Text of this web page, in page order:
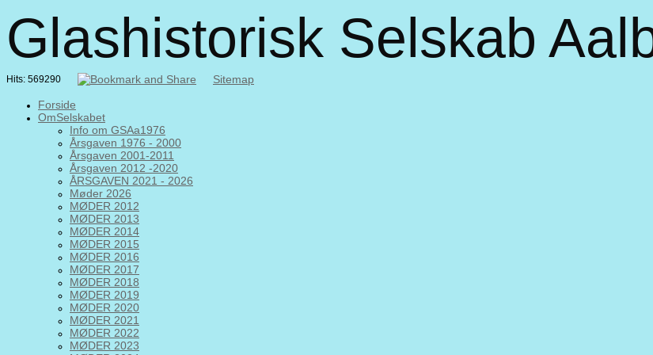
Glashistorisk Selskab
Hits: 569290
Sitemap
Forside
OmSelskabet
Info om GSAa1976
Årsgaven 1976 - 2000
Årsgaven 2001-2011
Årsgaven 2012 -2020
ÅRSGAVEN 2021 - 2026
Møder 2026
MØDER 2012
MØDER 2013
MØDER 2014
MØDER 2015
MØDER 2016
MØDER 2017
MØDER 2018
MØDER 2019
MØDER 2020
MØDER 2021
MØDER 2022
MØDER 2023